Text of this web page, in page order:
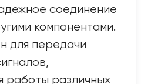
соединение
компонентами.
для передачи
работы различных